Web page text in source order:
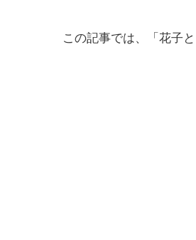
この記事では、「花子